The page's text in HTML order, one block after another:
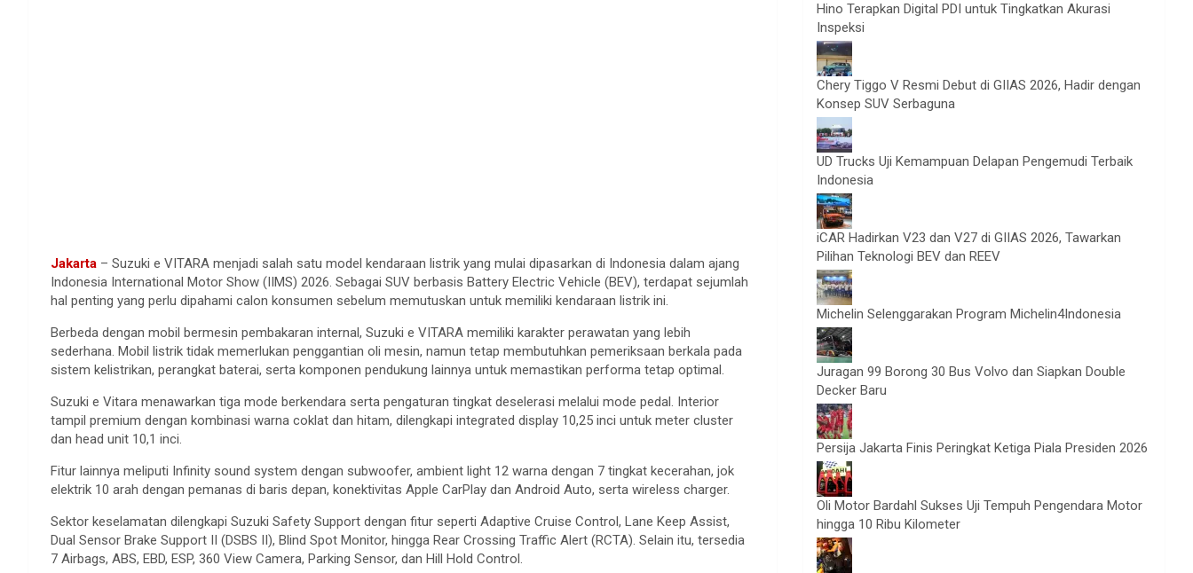
Jakarta – Suzuki e VITARA menjadi salah satu model kendaraan listrik yang mulai dipasarkan di Indonesia dalam ajang
Indonesia International Motor Show (IIMS) 2026. Sebagai SUV berbasis Battery Electric Vehicle (BEV), terdapat sejumlah
hal penting yang perlu dipahami calon konsumen sebelum memutuskan untuk memiliki kendaraan listrik ini.
Berbeda dengan mobil bermesin pembakaran internal, Suzuki e VITARA memiliki karakter perawatan yang lebih
sederhana. Mobil listrik tidak memerlukan penggantian oli mesin, namun tetap membutuhkan pemeriksaan berkala pada
sistem kelistrikan, perangkat baterai, serta komponen pendukung lainnya untuk memastikan performa tetap optimal.
Suzuki e Vitara menawarkan tiga mode berkendara serta pengaturan tingkat deselerasi melalui mode pedal. Interior
tampil premium dengan kombinasi warna coklat dan hitam, dilengkapi integrated display 10,25 inci untuk meter cluster
dan head unit 10,1 inci.
Fitur lainnya meliputi Infinity sound system dengan subwoofer, ambient light 12 warna dengan 7 tingkat kecerahan, jok
elektrik 10 arah dengan pemanas di baris depan, konektivitas Apple CarPlay dan Android Auto, serta wireless charger.
Sektor keselamatan dilengkapi Suzuki Safety Support dengan fitur seperti Adaptive Cruise Control, Lane Keep Assist,
Dual Sensor Brake Support II (DSBS II), Blind Spot Monitor, hingga Rear Crossing Traffic Alert (RCTA). Selain itu, tersedia
7 Airbags, ABS, EBD, ESP, 360 View Camera, Parking Sensor, dan Hill Hold Control.
Hino Terapkan Digital PDI untuk Tingkatkan Akurasi
Inspeksi
Chery Tiggo V Resmi Debut di GIIAS 2026, Hadir dengan
Konsep SUV Serbaguna
UD Trucks Uji Kemampuan Delapan Pengemudi Terbaik
Indonesia
iCAR Hadirkan V23 dan V27 di GIIAS 2026, Tawarkan
Pilihan Teknologi BEV dan REEV
Michelin Selenggarakan Program Michelin4Indonesia
Juragan 99 Borong 30 Bus Volvo dan Siapkan Double
Decker Baru
Persija Jakarta Finis Peringkat Ketiga Piala Presiden 2026
Oli Motor Bardahl Sukses Uji Tempuh Pengendara Motor
hingga 10 Ribu Kilometer